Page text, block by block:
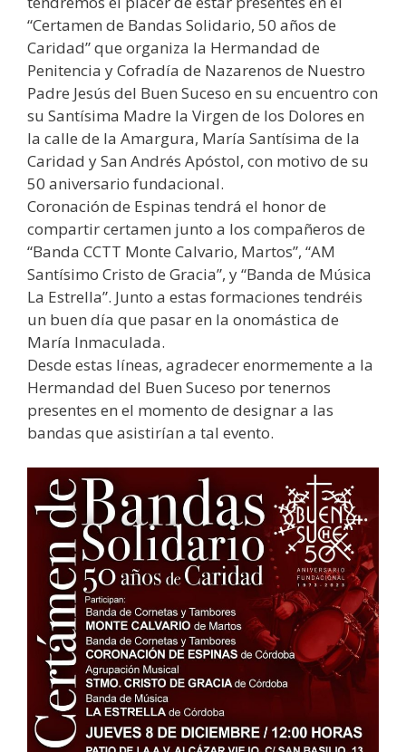
“Certamen de Bandas Solidario, 50 años de
Caridad” que organiza la Hermandad de
Penitencia y Cofradía de Nazarenos de Nuestro
Padre Jesús del Buen Suceso en su encuentro con
su Santísima Madre la Virgen de los Dolores en
la calle de la Amargura, María Santísima de la
Caridad y San Andrés Apóstol, con motivo de su
50 aniversario fundacional.
Coronación de Espinas tendrá el honor de
compartir certamen junto a los compañeros de
“Banda CCTT Monte Calvario, Martos”, “AM
Santísimo Cristo de Gracia”, y “Banda de Música
La Estrella”. Junto a estas formaciones tendréis
un buen día que pasar en la onomástica de
María Inmaculada.
Desde estas líneas, agradecer enormemente a la
Hermandad del Buen Suceso por tenernos
presentes en el momento de designar a las
bandas que asistirían a tal evento.